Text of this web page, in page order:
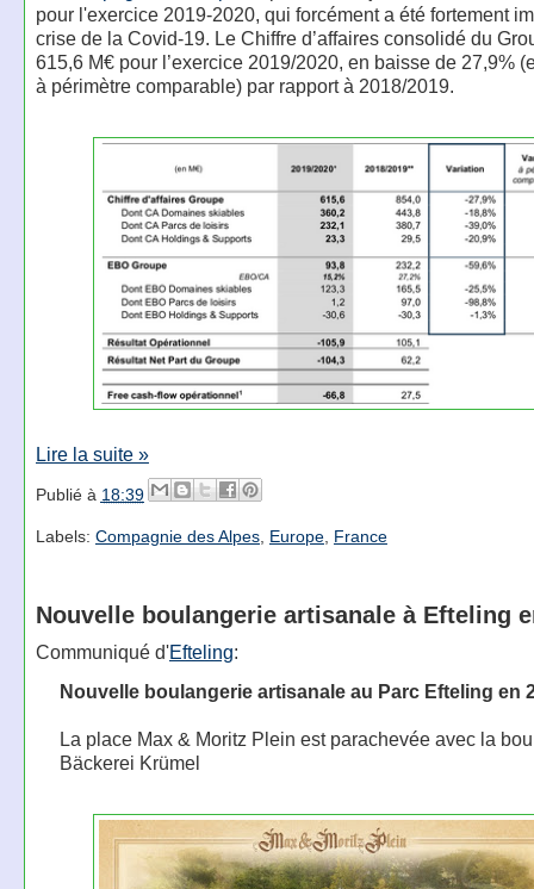
pour l'exercice 2019-2020, qui forcément a été fortement
crise de la Covid-19. Le Chiffre d’affaires consolidé du
615,6 M€ pour l’exercice 2019/2020, en baisse de 27,9%
à périmètre comparable) par rapport à 2018/2019.
Lire la suite »
Publié à 18:39
Labels: Compagnie des Alpes, Europe, France
Nouvelle boulangerie artisanale à Efteling
Communiqué d'Efteling:
Nouvelle boulangerie artisanale au Parc Efteling en
La place Max & Moritz Plein est parachevée avec la
Bäckerei Krümel